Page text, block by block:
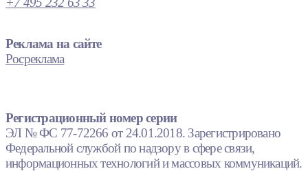
Реклама на сайте
Росреклама
Регистрационный номер серии
ЭЛ № ФС 77-72266 от 24.01.2018. Зарегистрировано
Федеральной службой по надзору в сфере связи,
информационных технологий и массовых коммуникаций.